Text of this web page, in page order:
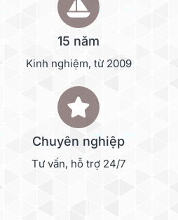
15 năm
Kinh nghiệm, từ 2009
Chuyên nghiệp
Tư vấn, hỗ trợ 24/7